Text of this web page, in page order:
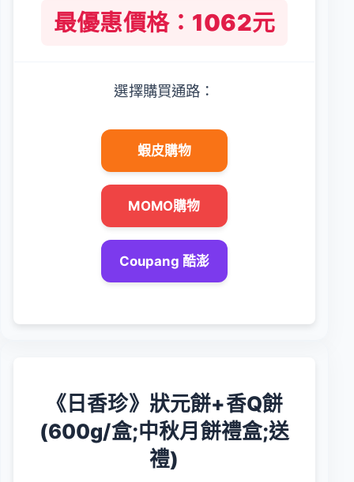
最優惠價格：1062元
選擇購買通路：
蝦皮購物
MOMO購物
Coupang 酷澎
《日香珍》狀元餅+香Q餅
(600g/盒;中秋月餅禮盒;送
禮)